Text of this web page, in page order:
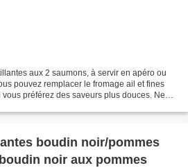
aux 2 saumons, à servir en apéro ou
pouvez remplacer le fromage ail et fines
préférez des saveurs plus douces. Ne
boudin noir/pommes
noir aux pommes